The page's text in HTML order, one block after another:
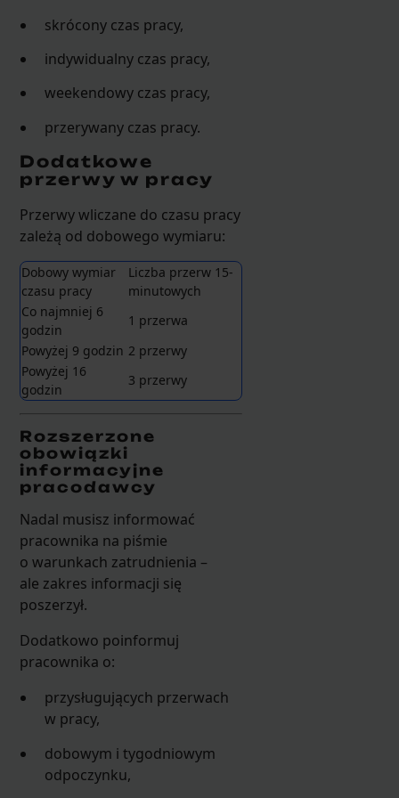
skrócony czas pracy,
indywidualny czas pracy,
weekendowy czas pracy,
przerywany czas pracy.
Dodatkowe
przerwy w pracy
Przerwy wliczane do czasu pracy
zależą od dobowego wymiaru:
Dobowy wymiar
czasu pracy
Liczba przerw 15-
minutowych
Co najmniej 6
godzin
1 przerwa
Powyżej 9 godzin 2 przerwy
Powyżej 16
godzin
3 przerwy
Rozszerzone
obowiązki
informacyjne
pracodawcy
Nadal musisz informować
pracownika na piśmie
o warunkach zatrudnienia –
ale zakres informacji się
poszerzył.
Dodatkowo poinformuj
pracownika o:
przysługujących przerwach
w pracy,
dobowym i tygodniowym
odpoczynku,